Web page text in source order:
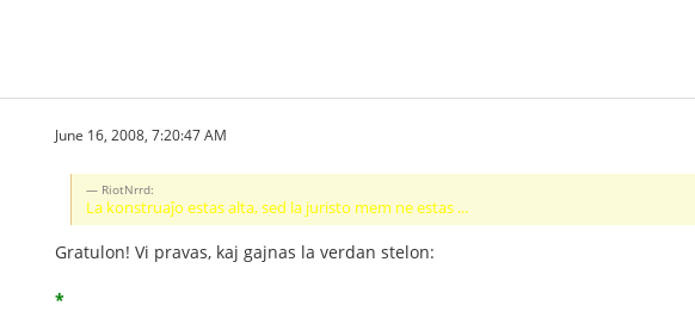
June 16, 2008, 7:20:47 AM
RiotNrrd:
La konstruaĵo estas alta, sed la juristo mem ne estas ...
Gratulon! Vi pravas, kaj gajnas la verdan stelon:
*